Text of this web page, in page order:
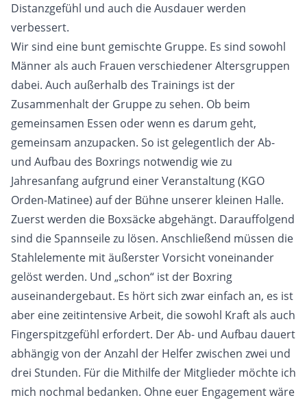
Distanzgefühl und auch die Ausdauer werden
verbessert.
Wir sind eine bunt gemischte Gruppe. Es sind sowohl
Männer als auch Frauen verschiedener Altersgruppen
dabei. Auch außerhalb des Trainings ist der
Zusammenhalt der Gruppe zu sehen. Ob beim
gemeinsamen Essen oder wenn es darum geht,
gemeinsam anzupacken. So ist gelegentlich der Ab-
und Aufbau des Boxrings notwendig wie zu
Jahresanfang aufgrund einer Veranstaltung (KGO
Orden-Matinee) auf der Bühne unserer kleinen Halle.
Zuerst werden die Boxsäcke abgehängt. Darauffolgend
sind die Spannseile zu lösen. Anschließend müssen die
Stahlelemente mit äußerster Vorsicht voneinander
gelöst werden. Und „schon“ ist der Boxring
auseinandergebaut. Es hört sich zwar einfach an, es ist
aber eine zeitintensive Arbeit, die sowohl Kraft als auch
Fingerspitzgefühl erfordert. Der Ab- und Aufbau dauert
abhängig von der Anzahl der Helfer zwischen zwei und
drei Stunden. Für die Mithilfe der Mitglieder möchte ich
mich nochmal bedanken. Ohne euer Engagement wäre